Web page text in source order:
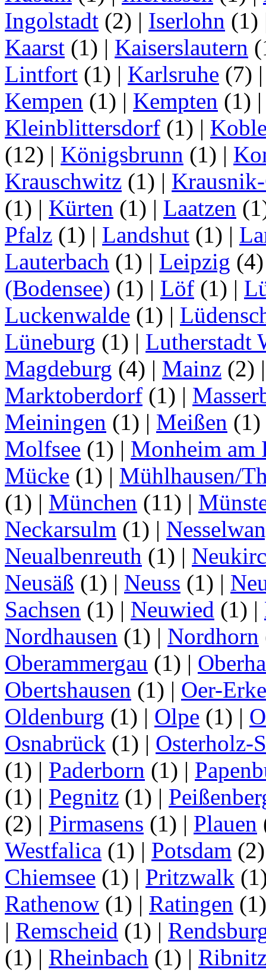
Ingolstadt (2) | Iserlohn (1)
Kaarst (1) | Kaiserslautern
Lintfort (1) | Karlsruhe (7)
Kempen (1) | Kempten (1)
Kleinblittersdorf (1) |
(12) | Königsbrunn (1) |
Krauschwitz (1) |
(1) | Kürten (1) | Laatzen
Pfalz (1) | Landshut (1) |
Lauterbach (1) | Leipzig
(Bodensee) (1) | Löf (1) |
Luckenwalde (1) |
Lüneburg (1) | Lutherstadt
Magdeburg (4) | Mainz (2)
Marktoberdorf (1) |
Meiningen (1) | Meißen (1)
Molfsee (1) | Monheim am
Mücke (1) | Mühlhausen/
(1) | München (11) |
Neckarsulm (1) |
Neualbenreuth (1) |
Neusäß (1) | Neuss (1) |
Sachsen (1) | Neuwied (1) |
Nordhausen (1) | Nordhorn
Oberammergau (1) |
Obertshausen (1) | Oer-
Oldenburg (1) | Olpe (1) |
Osnabrück (1) | Osterholz-
(1) | Paderborn (1) |
(1) | Pegnitz (1) |
(2) | Pirmasens (1) | Plauen
Westfalica (1) | Potsdam
Chiemsee (1) | Pritzwalk
Rathenow (1) | Ratingen
| Remscheid (1) |
(1) | Rheinbach (1) |